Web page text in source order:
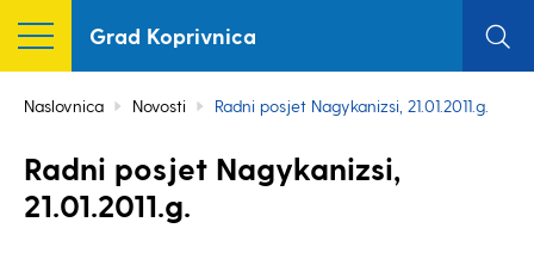
Grad Koprivnica
Naslovnica Novosti Radni posjet Nagykanizsi, 21.01.2011.g.
Radni posjet Nagykanizsi,
21.01.2011.g.